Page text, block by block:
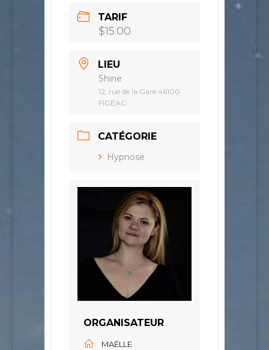
TARIF
$15.00
LIEU
Shine
12, rue de la Gare 46100
FIGEAC
CATÉGORIE
Hypnose
ORGANISATEUR
MAËLLE